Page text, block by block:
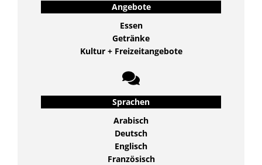
Angebote
Essen
Getränke
Kultur + Freizeitangebote
Sprachen
Arabisch
Deutsch
Englisch
Französisch